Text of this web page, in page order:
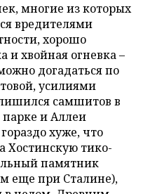
многие из которых
вредителями
хорошо
и хвойная огневка–
догадаться по
усилиями
самшитов в
и Аллеи
хуже, что
Хостинскую тико-
памятник
еще при Сталине),